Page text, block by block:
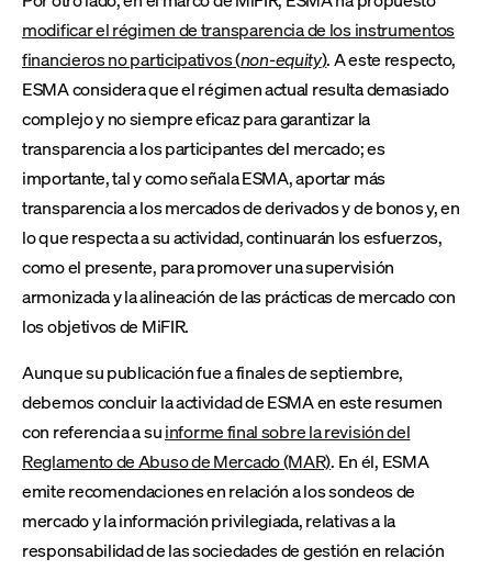
modificar el régimen de transparencia de los instrumentos
financieros no participativos (non-equity). A este respecto,
ESMA considera que el régimen actual resulta demasiado
complejo y no siempre eficaz para garantizar la
transparencia a los participantes del mercado; es
importante, tal y como señala ESMA, aportar más
transparencia a los mercados de derivados y de bonos y, en
lo que respecta a su actividad, continuarán los esfuerzos,
como el presente, para promover una supervisión
armonizada y la alineación de las prácticas de mercado con
los objetivos de MiFIR.
Aunque su publicación fue a finales de septiembre,
debemos concluir la actividad de ESMA en este resumen
con referencia a suinforme final sobre la revisión del
Reglamento de Abuso de Mercado (MAR). En él, ESMA
emite recomendaciones en relación a los sondeos de
mercado y la información privilegiada, relativas a la
responsabilidad de las sociedades de gestión en relación